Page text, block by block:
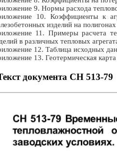
9. Нормы расхода
10. Коэффициенты к
изделий на полигонах
11. Примеры расчета
в различных тепловых
12. Таблица исходных
13. Геотермическая
документа СН 513-79